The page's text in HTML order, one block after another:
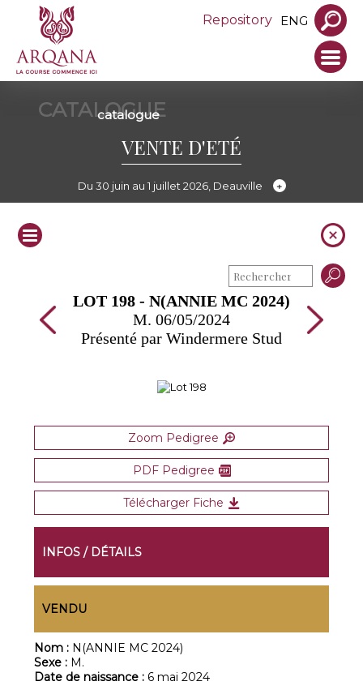
Repository ENG
CATALOGUE
catalogue
VENTE D'ETÉ
Du 30 juin au 1 juillet 2026, Deauville
LOT 198 - N(ANNIE MC 2024)
M. 06/05/2024
Présenté par Windermere Stud
Zoom Pedigree
PDF Pedigree
Télécharger Fiche
INFOS / DÉTAILS
VENDU
Nom : N(ANNIE MC 2024)
Sexe : M.
Date de naissance : 6 mai 2024